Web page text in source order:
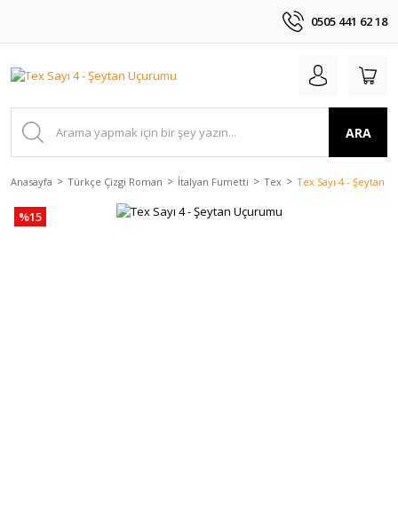
0505 441 62 18
ARA
Anasayfa Türkçe Çizgi Roman İtalyan Fumetti Tex Tex Sayı 4 - Şeytan
%15